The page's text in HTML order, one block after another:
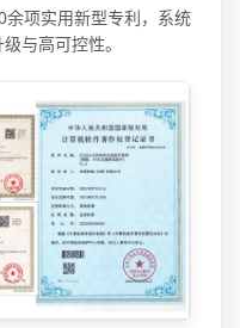
项实用新型专利，系统
与高可控性。